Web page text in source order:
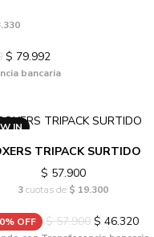
$ 79.992
bancaria
IN
TRIPACK SURTIDO
$ 57.900
3cuotas de $ 19.300
OFF $ 57.900 $ 46.320